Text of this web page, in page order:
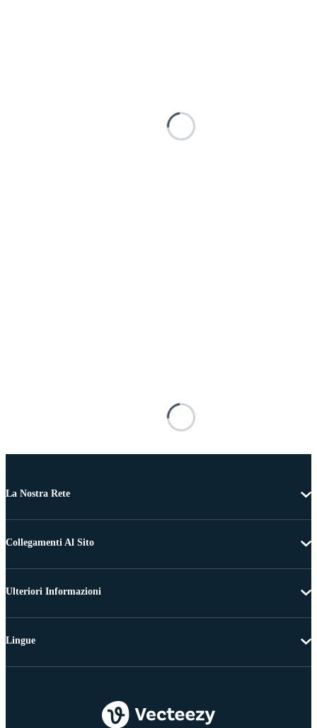
La Nostra Rete
Collegamenti Al Sito
Ulteriori Informazioni
Lingue